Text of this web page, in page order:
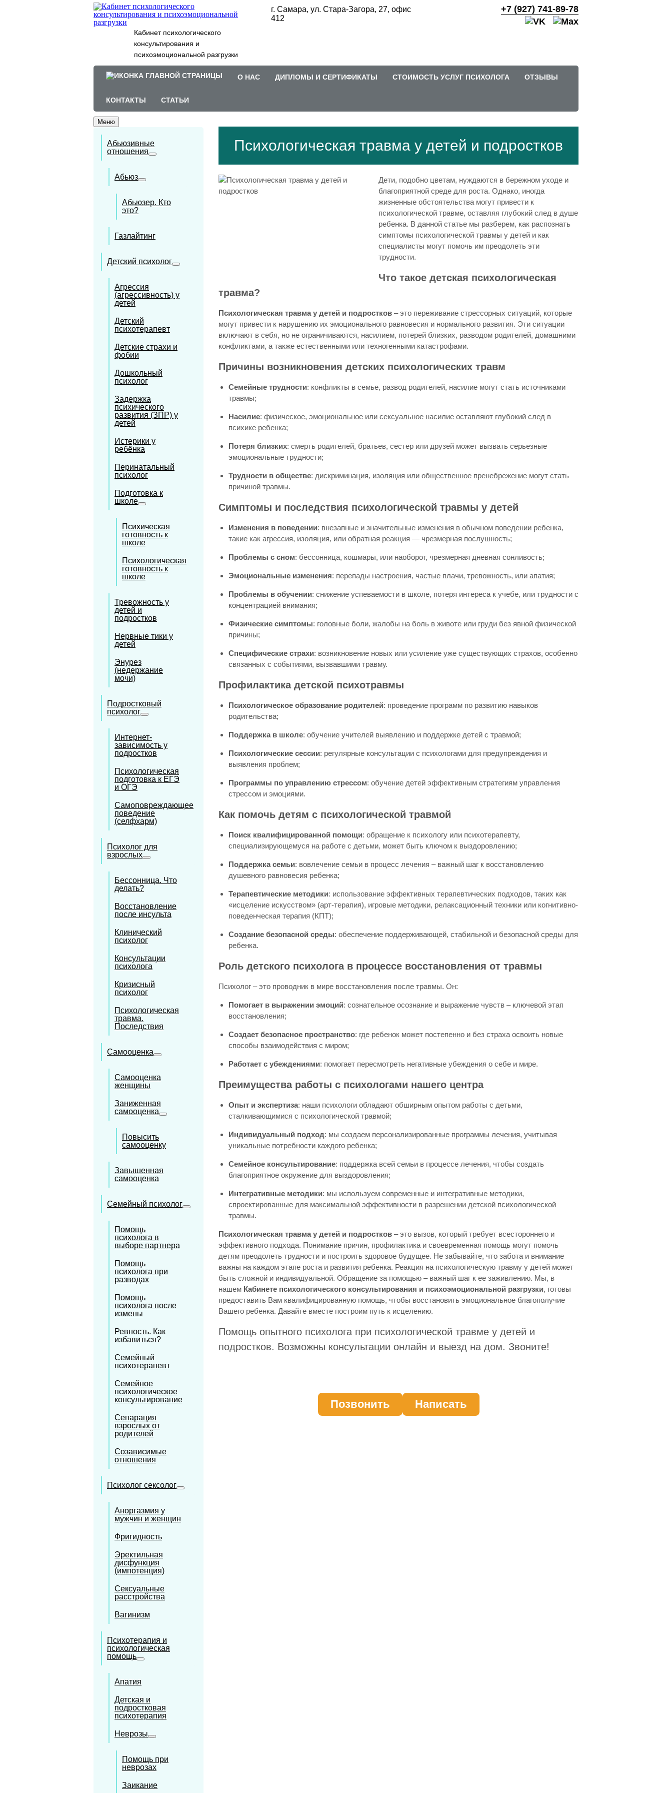
Кабинет психологического
консультирования и
психоэмоциональной разгрузки
г. Самара, ул. Стара-Загора, 27, офис
412
+7 (927) 741-89-78
Меню
Абьюзивные
отношения
Абьюз
Абьюзер. Кто
это?
Газлайтинг
Детский психолог
Агрессия
(агрессивность) у
детей
Детский
психотерапевт
Детские страхи и
фобии
Дошкольный
психолог
Задержка
психического
развития (ЗПР) у
детей
Истерики у
ребёнка
Перинатальный
психолог
Подготовка к
школе
Психическая
готовность к
школе
Психологическая
готовность к
школе
Тревожность у
детей и
подростков
Нервные тики у
детей
Энурез
(недержание
мочи)
Подростковый
психолог
Интернет-
зависимость у
подростков
Психологическая
подготовка к ЕГЭ
и ОГЭ
Самоповреждающее
поведение
(селфхарм)
Психолог для
взрослых
Бессонница. Что
делать?
Восстановление
после инсульта
Клинический
психолог
Консультации
психолога
Кризисный
психолог
Психологическая
травма.
Последствия
Самооценка
Самооценка
женщины
Заниженная
самооценка
Повысить
самооценку
Завышенная
самооценка
Семейный психолог
Помощь
психолога в
выборе партнера
Помощь
психолога при
разводах
Помощь
психолога после
измены
Ревность. Как
избавиться?
Семейный
психотерапевт
Семейное
психологическое
консультирование
Сепарация
взрослых от
родителей
Созависимые
отношения
Психолог сексолог
Аноргазмия у
мужчин и женщин
Фригидность
Эректильная
дисфункция
(импотенция)
Сексуальные
расстройства
Вагинизм
Психотерапия и
психологическая
помощь
Апатия
Детская и
подростковая
психотерапия
Неврозы
Помощь при
неврозах
Заикание
Психологическая травма у детей и подростков
Дети, подобно цветам, нуждаются в бережном уходе и
благоприятной среде для роста. Однако, иногда
жизненные обстоятельства могут привести к
психологической травме, оставляя глубокий след в душе
ребенка. В данной статье мы разберем, как распознать
симптомы психологической травмы у детей и как
специалисты могут помочь им преодолеть эти
трудности.
Что такое детская психологическая
травма?
Психологическая травма у детей и подростков – это переживание стрессорных ситуаций, которые
могут привести к нарушению их эмоционального равновесия и нормального развития. Эти ситуации
включают в себя, но не ограничиваются, насилием, потерей близких, разводом родителей, домашними
конфликтами, а также естественными или техногенными катастрофами.
Причины возникновения детских психологических травм
Семейные трудности: конфликты в семье, развод родителей, насилие могут стать источниками
травмы;
Насилие: физическое, эмоциональное или сексуальное насилие оставляют глубокий след в
психике ребенка;
Потеря близких: смерть родителей, братьев, сестер или друзей может вызвать серьезные
эмоциональные трудности;
Трудности в обществе: дискриминация, изоляция или общественное пренебрежение могут стать
причиной травмы.
Симптомы и последствия психологической травмы у детей
Изменения в поведении: внезапные и значительные изменения в обычном поведении ребенка,
такие как агрессия, изоляция, или обратная реакция — чрезмерная послушность;
Проблемы с сном: бессонница, кошмары, или наоборот, чрезмерная дневная сонливость;
Эмоциональные изменения: перепады настроения, частые плачи, тревожность, или апатия;
Проблемы в обучении: снижение успеваемости в школе, потеря интереса к учебе, или трудности с
концентрацией внимания;
Физические симптомы: головные боли, жалобы на боль в животе или груди без явной физической
причины;
Специфические страхи: возникновение новых или усиление уже существующих страхов, особенно
связанных с событиями, вызвавшими травму.
Профилактика детской психотравмы
Психологическое образование родителей: проведение программ по развитию навыков
родительства;
Поддержка в школе: обучение учителей выявлению и поддержке детей с травмой;
Психологические сессии: регулярные консультации с психологами для предупреждения и
выявления проблем;
Программы по управлению стрессом: обучение детей эффективным стратегиям управления
стрессом и эмоциями.
Как помочь детям с психологической травмой
Поиск квалифицированной помощи: обращение к психологу или психотерапевту,
специализирующемуся на работе с детьми, может быть ключом к выздоровлению;
Поддержка семьи: вовлечение семьи в процесс лечения – важный шаг к восстановлению
душевного равновесия ребенка;
Терапевтические методики: использование эффективных терапевтических подходов, таких как
«исцеление искусством» (арт-терапия), игровые методики, релаксационный техники или когнитивно-
поведенческая терапия (КПТ);
Создание безопасной среды: обеспечение поддерживающей, стабильной и безопасной среды для
ребенка.
Роль детского психолога в процессе восстановления от травмы
Психолог – это проводник в мире восстановления после травмы. Он:
Помогает в выражении эмоций: сознательное осознание и выражение чувств – ключевой этап
восстановления;
Создает безопасное пространство: где ребенок может постепенно и без страха освоить новые
способы взаимодействия с миром;
Работает с убеждениями: помогает пересмотреть негативные убеждения о себе и мире.
Преимущества работы с психологами нашего центра
Опыт и экспертиза: наши психологи обладают обширным опытом работы с детьми,
сталкивающимися с психологической травмой;
Индивидуальный подход: мы создаем персонализированные программы лечения, учитывая
уникальные потребности каждого ребенка;
Семейное консультирование: поддержка всей семьи в процессе лечения, чтобы создать
благоприятное окружение для выздоровления;
Интегративные методики: мы используем современные и интегративные методики,
спроектированные для максимальной эффективности в разрешении детской психологической
травмы.
Психологическая травма у детей и подростков – это вызов, который требует всестороннего и
эффективного подхода. Понимание причин, профилактика и своевременная помощь могут помочь
детям преодолеть трудности и построить здоровое будущее. Не забывайте, что забота и внимание
важны на каждом этапе роста и развития ребенка. Реакция на психологическую травму у детей может
быть сложной и индивидуальной. Обращение за помощью – важный шаг к ее заживлению. Мы, в
нашем Кабинете психологического консультирования и психоэмоциональной разгрузки, готовы
предоставить Вам квалифицированную помощь, чтобы восстановить эмоциональное благополучие
Вашего ребенка. Давайте вместе построим путь к исцелению.
Помощь опытного психолога при психологической травме у детей и
подростков. Возможны консультации онлайн и выезд на дом. Звоните!
Позвонить Написать
О НАС ДИПЛОМЫ И СЕРТИФИКАТЫ СТОИМОСТЬ УСЛУГ ПСИХОЛОГА ОТЗЫВЫ
КОНТАКТЫ СТАТЬИ